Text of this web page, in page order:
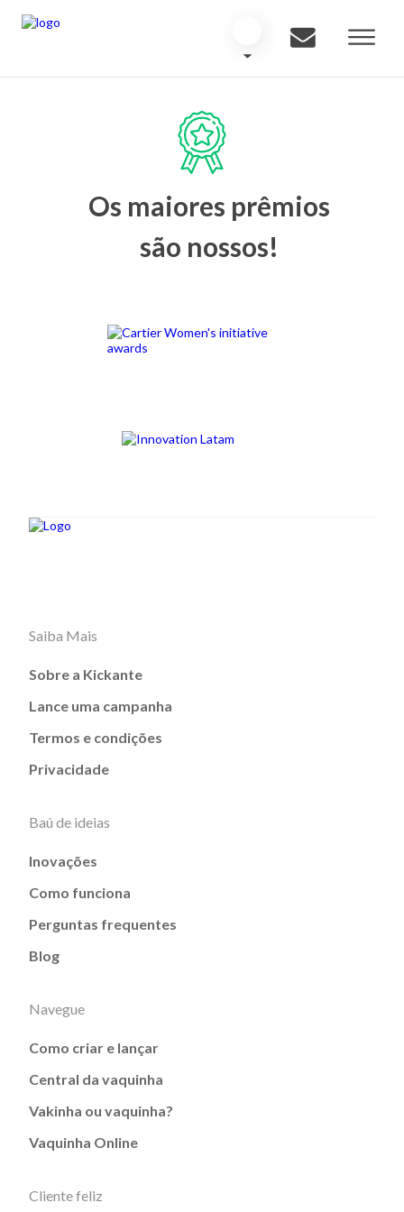
Os maiores prêmios
são nossos!
Saiba Mais
Sobre a Kickante
Lance uma campanha
Termos e condições
Privacidade
Baú de ideias
Inovações
Como funciona
Perguntas frequentes
Blog
Navegue
Como criar e lançar
Central da vaquinha
Vakinha ou vaquinha?
Vaquinha Online
Cliente feliz